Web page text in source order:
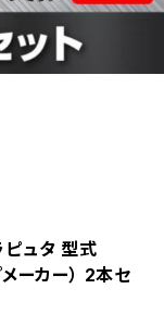
ピュタ 型式
ーカー） 2本セ